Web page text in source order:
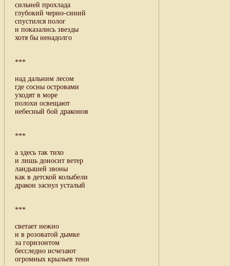
сильней прохлада
глубокий черно-синий
спустился полог
и показались звезды
хотя бы ненадолго
***
над дальним лесом
где сосны островами
уходят в море
полохи освещают
небесный бой драконов
***
а здесь так тихо
и лишь доносит ветер
ландышей звоны
как в детской колыбели
дракон заснул усталый
***
светает нежно
и в розоватой дымке
за горизонтом
бесследно исчезают
огромных крыльев тени